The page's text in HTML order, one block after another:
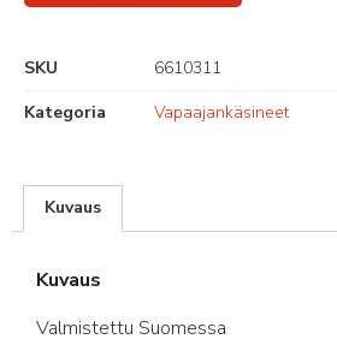
SKU
6610311
Kategoria
Vapaajankäsineet
Kuvaus
Kuvaus
Valmistettu Suomessa